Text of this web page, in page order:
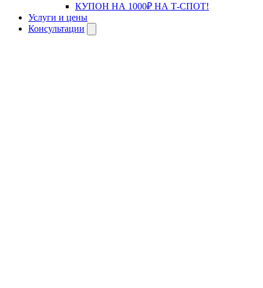
КУПОН НА 1000₽ НА Т-СПОТ!
Услуги и цены
Консультации